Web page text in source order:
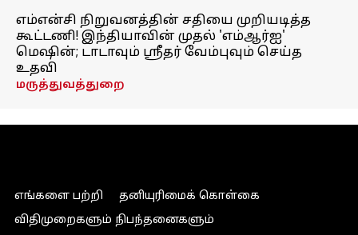
எம்என்சி நிறுவனத்தின் சதியை முறியடித்த
கூட்டணி! இந்தியாவின் முதல் 'எம்ஆர்ஐ'
மெஷின்; டாடாவும் ஸ்ரீதர் வேம்புவும் செய்த
உதவி
மருத்துவத்துறை
எங்களை பற்றி
தனியுரிமைக் கொள்கை
விதிமுறைகளும் நிபந்தனைகளும்